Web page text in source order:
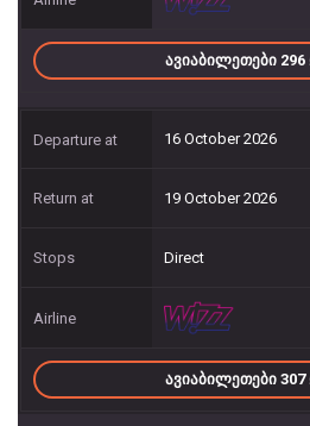
ᲐᲕᲘᲐᲑᲘᲚᲔᲗᲔᲑᲘ 296
16 October 2026
19 October 2026
Direct
ᲐᲕᲘᲐᲑᲘᲚᲔᲗᲔᲑᲘ 307